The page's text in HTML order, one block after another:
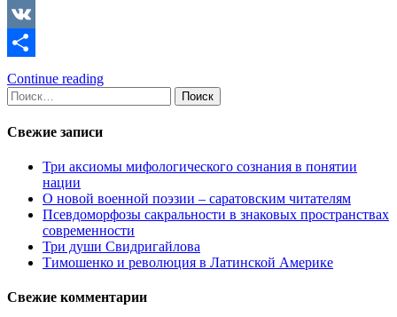
Copy
Link
VK
Отправить
Continue reading
Найти:
Свежие записи
Три аксиомы мифологического сознания в понятии
нации
О новой военной поэзии – саратовским читателям
Псевдоморфозы сакральности в знаковых пространствах
современности
Три души Свидригайлова
Тимошенко и революция в Латинской Америке
Свежие комментарии